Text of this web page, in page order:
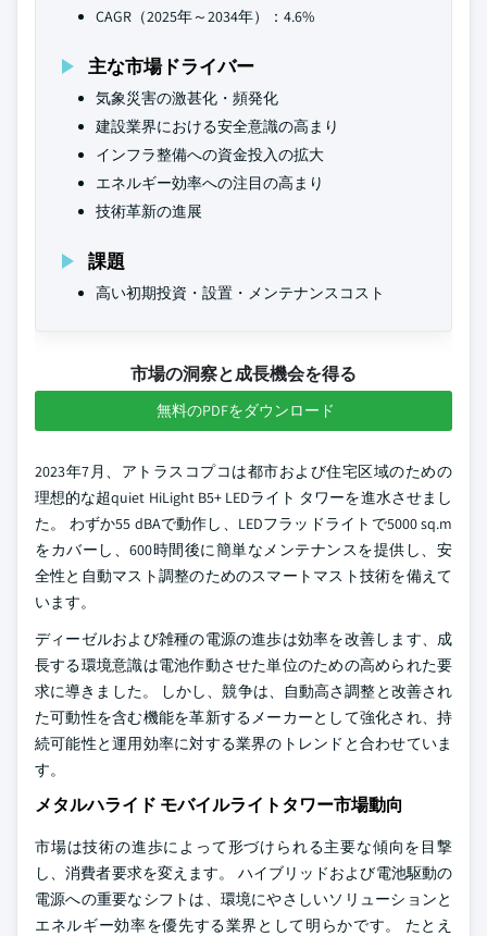
CAGR（2025年～2034年）：4.6%
主な市場ドライバー
気象災害の激甚化・頻発化
建設業界における安全意識の高まり
インフラ整備への資金投入の拡大
エネルギー効率への注目の高まり
技術革新の進展
課題
高い初期投資・設置・メンテナンスコスト
市場の洞察と成長機会を得る
無料のPDFをダウンロード
2023年7月、アトラスコプコは都市および住宅区域のための
理想的な超quiet HiLight B5+ LEDライト タワーを進水させまし
た。 わずか55 dBAで動作し、LEDフラッドライトで5000 sq.m
をカバーし、600時間後に簡単なメンテナンスを提供し、安
全性と自動マスト調整のためのスマートマスト技術を備えて
います。
ディーゼルおよび雑種の電源の進歩は効率を改善します、成
長する環境意識は電池作動させた単位のための高められた要
求に導きました。 しかし、競争は、自動高さ調整と改善され
た可動性を含む機能を革新するメーカーとして強化され、持
続可能性と運用効率に対する業界のトレンドと合わせていま
す。
メタルハライド モバイルライトタワー市場動向
市場は技術の進歩によって形づけられる主要な傾向を目撃
し、消費者要求を変えます。 ハイブリッドおよび電池駆動の
電源への重要なシフトは、環境にやさしいソリューションと
エネルギー効率を優先する業界として明らかです。 たとえ